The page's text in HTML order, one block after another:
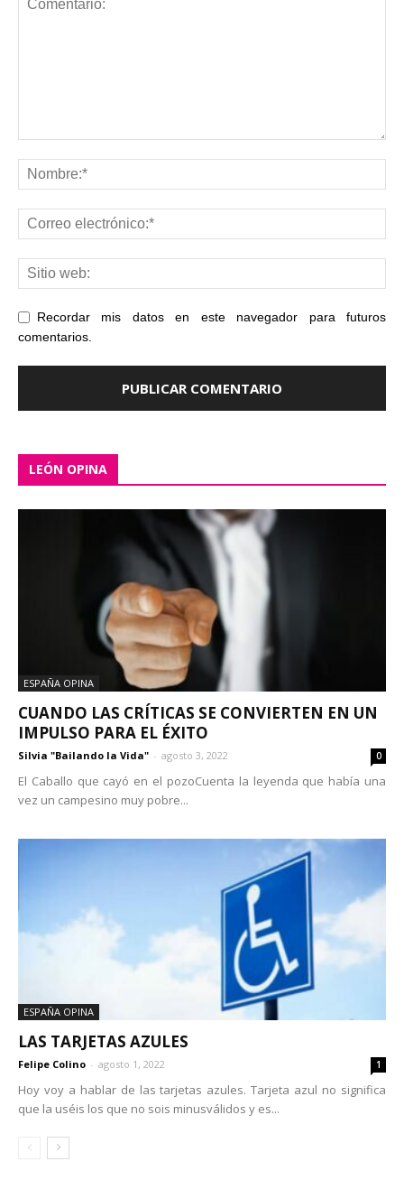
Recordar mis datos en este navegador para futuros
comentarios.
LEÓN OPINA
ESPAÑA OPINA
CUANDO LAS CRÍTICAS SE CONVIERTEN EN UN
IMPULSO PARA EL ÉXITO
Silvia "Bailando la Vida" - agosto 3, 2022 0
El Caballo que cayó en el pozoCuenta la leyenda que había una
vez un campesino muy pobre...
ESPAÑA OPINA
LAS TARJETAS AZULES
Felipe Colino - agosto 1, 2022 1
Hoy voy a hablar de las tarjetas azules. Tarjeta azul no significa
que la uséis los que no sois minusválidos y es...